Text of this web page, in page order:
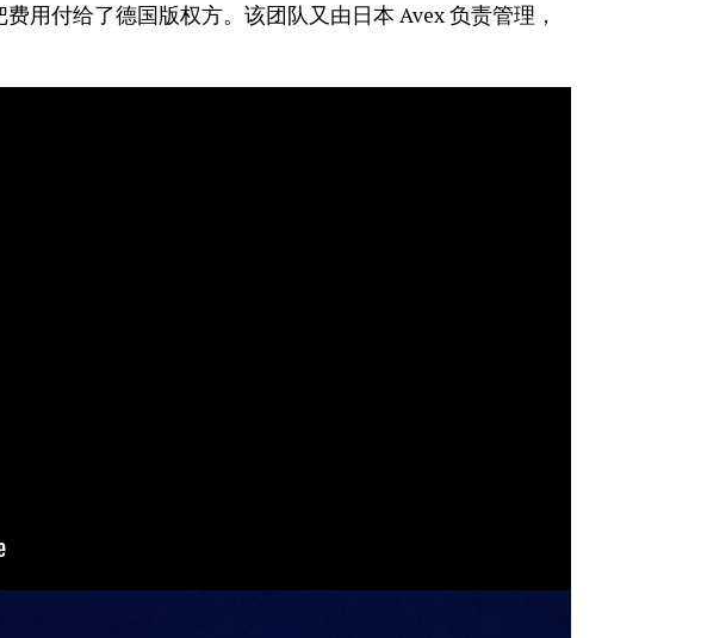
用付给了德国版权方。该团队又由日本 Avex 负责管理，